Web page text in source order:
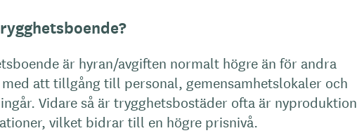
är hyran/avgiften normalt högre än för andra
att tillgång till personal, gemensamhetslokaler och
Vidare så är trygghetsbostäder ofta är nyproduktion
vilket bidrar till en högre prisnivå.